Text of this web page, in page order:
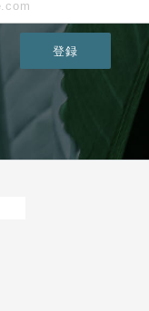
登録